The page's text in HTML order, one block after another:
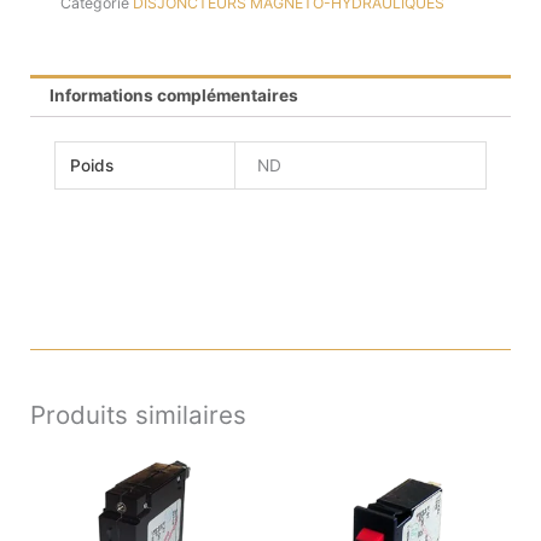
Informations complémentaires
Poids ND
Produits similaires